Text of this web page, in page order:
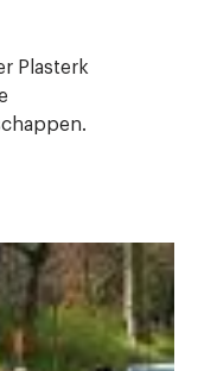
Plasterk